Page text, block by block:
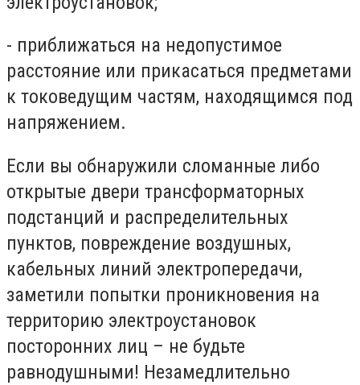
- приближаться на недопустимое
расстояние или прикасаться предметами
к токоведущим частям, находящимся под
напряжением.
Если вы обнаружили сломанные либо
открытые двери трансформаторных
подстанций и распределительных
пунктов, повреждение воздушных,
кабельных линий электропередачи,
заметили попытки проникновения на
территорию электроустановок
посторонних лиц – не будьте
равнодушными! Незамедлительно